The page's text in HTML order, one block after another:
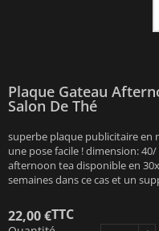
Plaque Gateau
Salon De Thé
superbe plaque publicitaire en
une pose facile ! dimension:
afternoon tea disponible en
semaines dans ce cas et un
22,00 €TTC